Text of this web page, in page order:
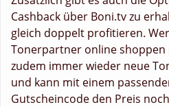
Cashback über Boni.tv zu
gleich doppelt profitieren.
Tonerpartner online
zudem immer wieder neue
und kann mit einem
Gutscheincode den Preis